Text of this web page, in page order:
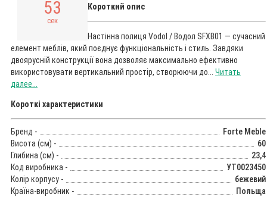
52
сек
Короткий опис
Настінна полиця Vodol / Водол SFXB01 — сучасний
елемент меблів, який поєднує функціональність і стиль. Завдяки
двоярусній конструкції вона дозволяє максимально ефективно
використовувати вертикальний простір, створюючи до... Читать
далее...
Короткі характеристики
Бренд -
Forte Meble
Висота (см) -
60
Глибина (см) -
23,4
Код виробника -
УТ0023450
Колір корпусу -
бежевий
Країна-виробник -
Польща